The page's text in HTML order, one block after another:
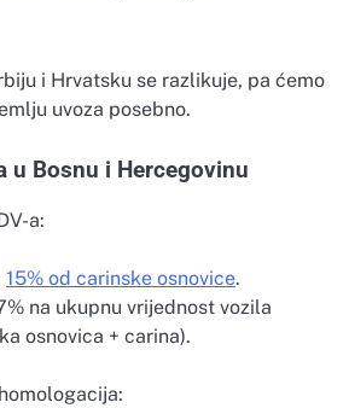
i Hrvatsku se razlikuje, pa ćemo
uvoza posebno.
u Bosnu i Hercegovinu
a:
15% od carinske osnovice.
na ukupnu vrijednost vozila
osnovica + carina).